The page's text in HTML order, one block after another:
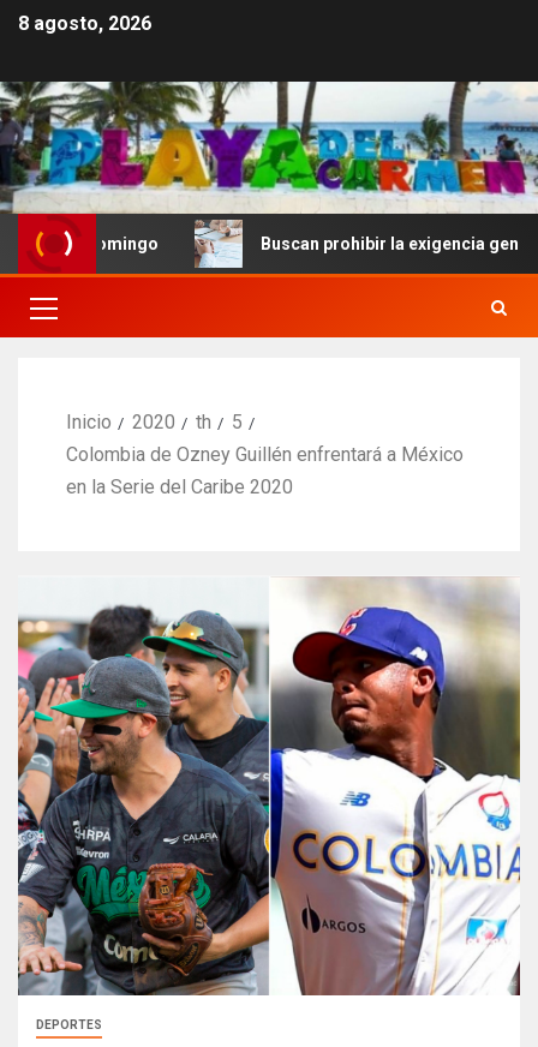
8 agosto, 2026
Buscan prohibir la exigencia generalizada
Inicio 2020 th
5
Colombia de Ozney Guillén enfrentará a México
en la Serie del Caribe 2020
DEPORTES